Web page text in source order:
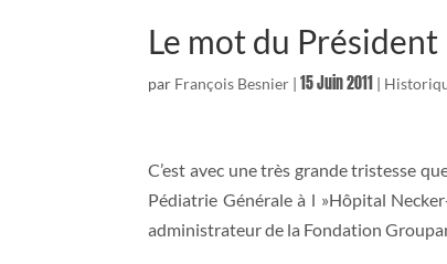
Le mot du Président
par François Besnier |15 Juin 2011 |
C’est avec une très grande tristesse
Pédiatrie Générale à l »Hôpital
administrateur de la Fondation